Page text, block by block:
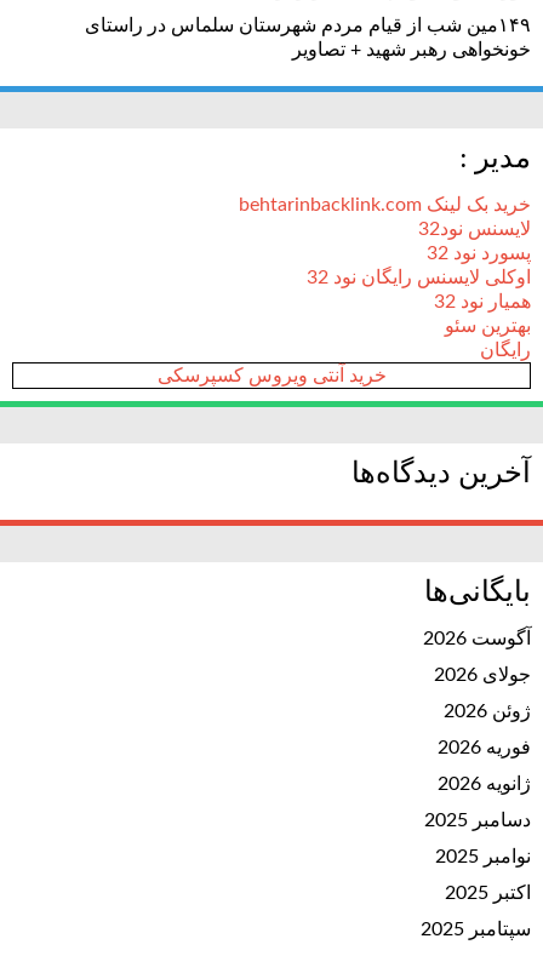
۱۴۹مین شب از قیام مردم شهرستان سلماس در راستای
خونخواهی رهبر شهید + تصاویر
مدیر :
خرید بک لینک behtarinbacklink.com
لایسنس نود32
پسورد نود 32
اوکلی لایسنس رایگان نود 32
همیار نود 32
بهترین سئو
رایگان
خرید آنتی ویروس کسپرسکی
آخرین دیدگاه‌ها
بایگانی‌ها
آگوست 2026
جولای 2026
ژوئن 2026
فوریه 2026
ژانویه 2026
دسامبر 2025
نوامبر 2025
اکتبر 2025
سپتامبر 2025